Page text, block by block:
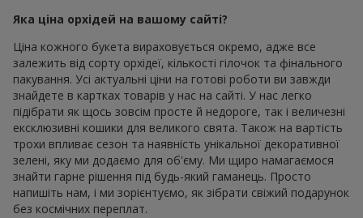
Яка ціна орхідей на вашому сайті?
Ціна кожного букета вираховується окремо, адже все
залежить від сорту орхідеї, кількості гілочок та фінального
пакування. Усі актуальні ціни на готові роботи ви завжди
знайдете в картках товарів у нас на сайті. У нас легко
підібрати як щось зовсім просте й недороге, так і величезні
ексклюзивні кошики для великого свята. Також на вартість
трохи впливає сезон та наявність унікальної декоративної
зелені, яку ми додаємо для об'єму. Ми щиро намагаємося
знайти гарне рішення під будь-який гаманець. Просто
напишіть нам, і ми зорієнтуємо, як зібрати свіжий подарунок
без космічних переплат.